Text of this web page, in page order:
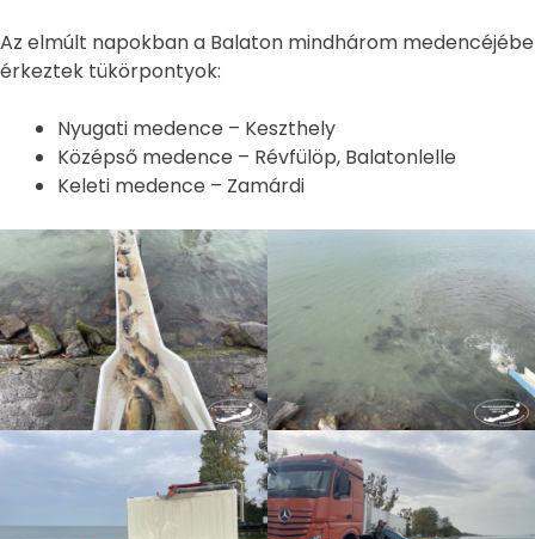
Az elmúlt napokban a Balaton mindhárom medencéjébe
érkeztek tükörpontyok:
Nyugati medence – Keszthely
Középső medence – Révfülöp, Balatonlelle
Keleti medence – Zamárdi